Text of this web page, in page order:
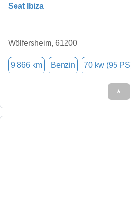
Seat Ibiza
Wölfersheim, 61200
9.866 km Benzin 70 kw (95
★